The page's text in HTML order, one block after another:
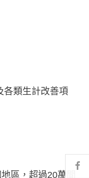
各類生計改善項
區，超過20萬間